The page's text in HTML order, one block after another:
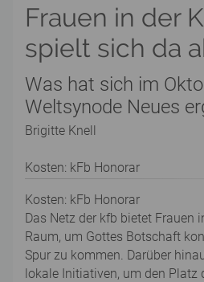
Frauen in der
spielt sich da
Was hat sich im
Weltsynode Neues
Brigitte Knell
Kosten: kFb Honorar
Kosten: kFb Honorar
Das Netz der kfb bietet Frauen
Raum, um Gottes Botschaft
Spur zu kommen. Darüber
lokale Initiativen, um den Platz